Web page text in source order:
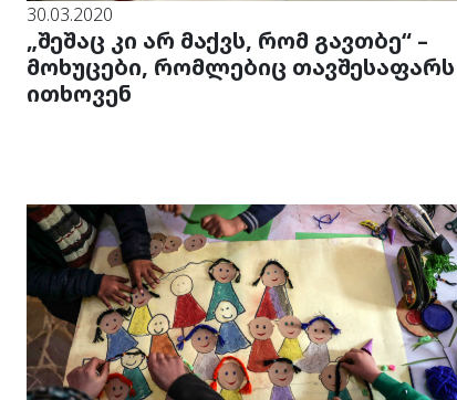
30.03.2020
„შეშაც კი არ მაქვს, რომ გავთბე“ –
მოხუცები, რომლებიც თავშესაფარს
ითხოვენ